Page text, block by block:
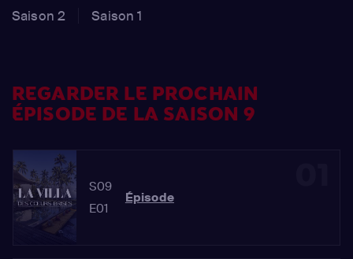
Saison 2
Saison 1
REGARDER LE PROCHAIN
ÉPISODE DE LA SAISON 9
S09
E01
Épisode